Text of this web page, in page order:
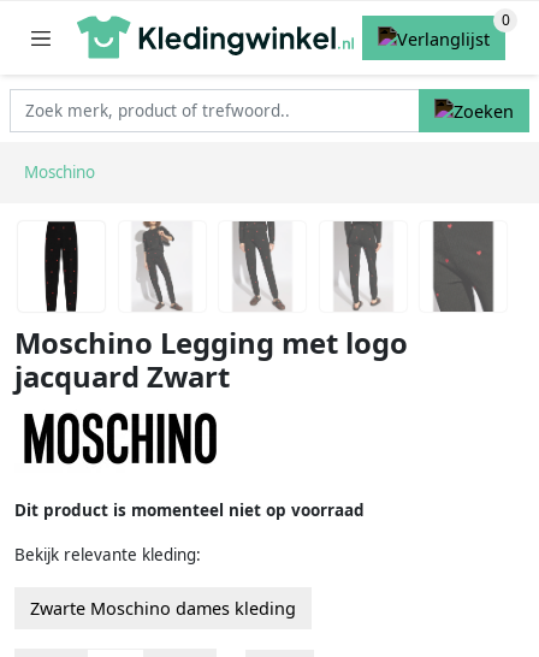
Moschino
Moschino Legging met logo
jacquard Zwart
Dit product is momenteel niet op voorraad
Bekijk relevante kleding:
Zwarte Moschino dames kleding